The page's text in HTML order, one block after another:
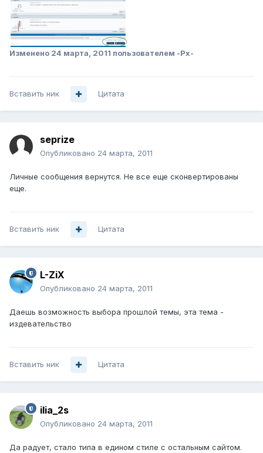
Изменено 24 марта, 2011 пользователем -Px-
Вставить ник Цитата
seprize
Опубликовано 24 марта, 2011
Личные сообщения вернутся. Не все еще сконвертированы
еще.
Вставить ник Цитата
L-ZiX
Опубликовано 24 марта, 2011
Даешь возможность выбора прошлой темы, эта тема -
издевательство
Вставить ник Цитата
ilia_2s
Опубликовано 24 марта, 2011
Да радует, стало типа в едином стиле с остальным сайтом.